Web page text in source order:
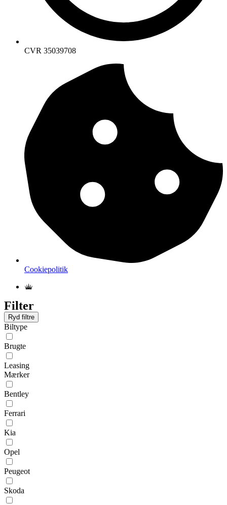
CVR 35039708
Cookiepolitik
Filter
Ryd filtre
Biltype
Brugte
Leasing
Mærker
Bentley
Ferrari
Kia
Opel
Peugeot
Skoda